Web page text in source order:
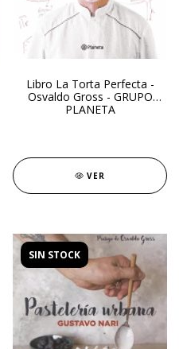
Libro La Torta Perfecta -
Osvaldo Gross - GRUPO
PLANETA
VER
SIN STOCK